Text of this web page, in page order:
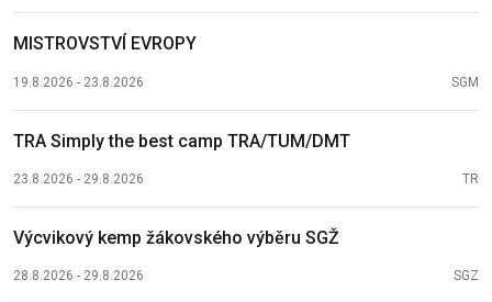
MISTROVSTVÍ EVROPY
19.8.2026 - 23.8.2026 SGM
TRA Simply the best camp TRA/TUM/DMT
23.8.2026 - 29.8.2026 TR
Výcvikový kemp žákovského výběru SGŽ
28.8.2026 - 29.8.2026 SGZ